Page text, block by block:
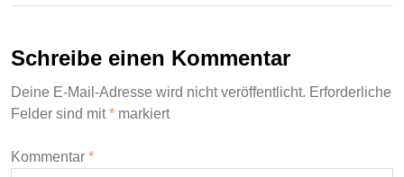
Schreibe einen Kommentar
Deine E-Mail-Adresse wird nicht veröffentlicht. Erforderliche
Felder sind mit* markiert
Kommentar *